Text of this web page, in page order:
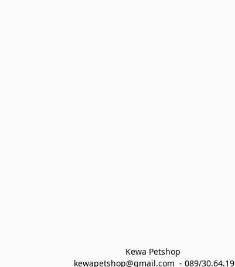
Kewa Petshop
kewapetshop@gmail.com  - 089/30.64.19